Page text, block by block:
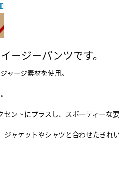
ージーパンツです。
ャージ素材を使用。
ントにプラスし、スポーティーな要
ャケットやシャツと合わせたきれ